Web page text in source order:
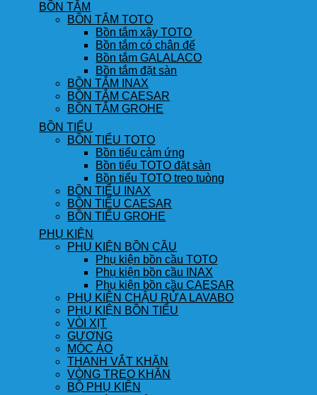
BỒN TẮM
BỒN TẮM TOTO
Bồn tắm xây TOTO
Bồn tắm có chân đế
Bồn tắm GALALACO
Bồn tắm đặt sàn
BỒN TẮM INAX
BỒN TẮM CAESAR
BỒN TẮM GROHE
BỒN TIỂU
BỒN TIỂU TOTO
Bồn tiểu cảm ứng
Bồn tiểu TOTO đặt sàn
Bồn tiểu TOTO treo tuòng
BỒN TIỂU INAX
BỒN TIỂU CAESAR
BỒN TIỂU GROHE
PHỤ KIỆN
PHỤ KIỆN BỒN CẦU
Phụ kiện bồn cầu TOTO
Phụ kiện bồn cầu INAX
Phụ kiện bồn cầu CAESAR
PHỤ KIỆN CHẬU RỬA LAVABO
PHỤ KIỆN BỒN TIỂU
VÒI XỊT
GƯƠNG
MÓC ÁO
THANH VẮT KHĂN
VÒNG TREO KHĂN
BỘ PHỤ KIỆN